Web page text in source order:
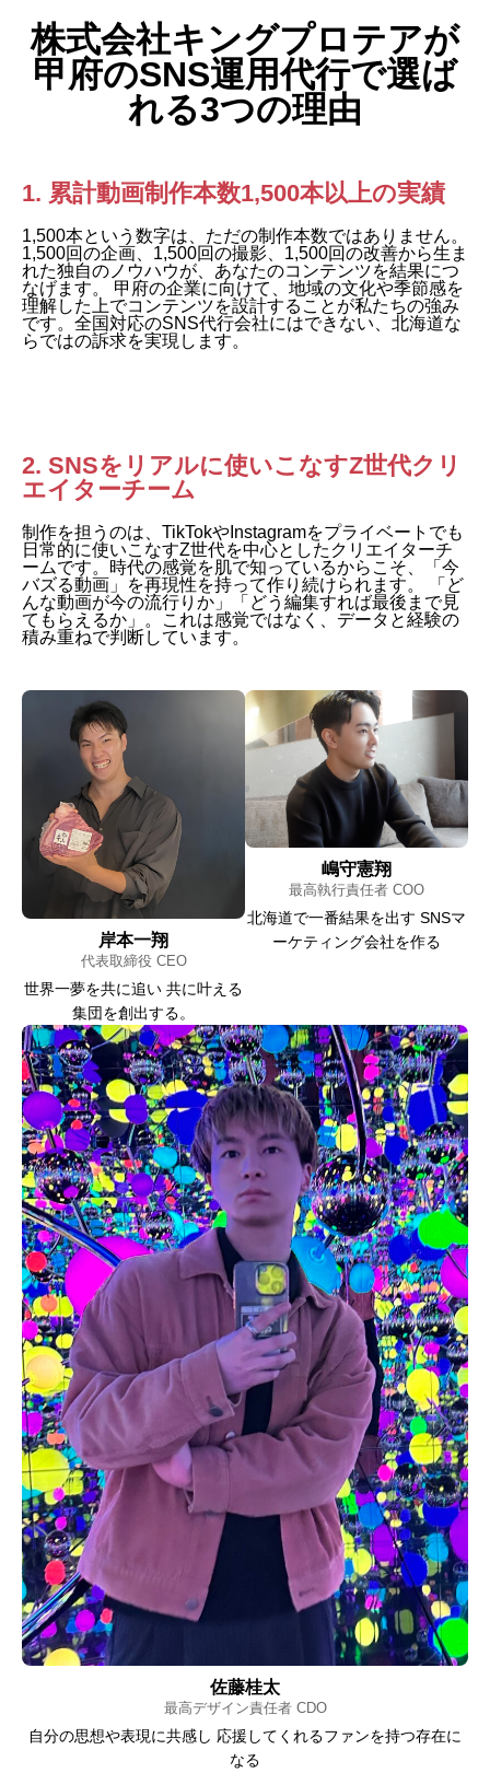
株式会社キングプロテアが
甲府のSNS運用代行で選ば
れる3つの理由
1. 累計動画制作本数1,500本以上の実績
1,500本という数字は、ただの制作本数ではありません。
1,500回の企画、1,500回の撮影、1,500回の改善から生ま
れた独自のノウハウが、あなたのコンテンツを結果につ
なげます。 甲府の企業に向けて、地域の文化や季節感を
理解した上でコンテンツを設計することが私たちの強み
です。全国対応のSNS代行会社にはできない、北海道な
らではの訴求を実現します。
2. SNSをリアルに使いこなすZ世代クリ
エイターチーム
制作を担うのは、TikTokやInstagramをプライベートでも
日常的に使いこなすZ世代を中心としたクリエイターチ
ームです。時代の感覚を肌で知っているからこそ、「今
バズる動画」を再現性を持って作り続けられます。 「ど
んな動画が今の流行りか」「どう編集すれば最後まで見
てもらえるか」。これは感覚ではなく、データと経験の
積み重ねで判断しています。
岸本一翔
代表取締役 CEO
世界一夢を共に追い 共に叶える
集団を創出する。
嶋守憲翔
最高執行責任者 COO
北海道で一番結果を出す SNSマ
ーケティング会社を作る
佐藤桂太
最高デザイン責任者 CDO
自分の思想や表現に共感し 応援してくれるファンを持つ存在に
なる